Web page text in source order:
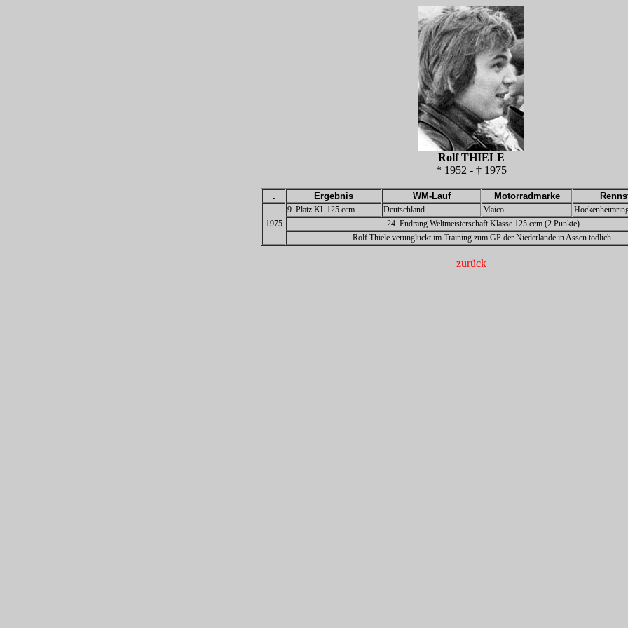
Rolf THIELE
* 1952 - † 1975
. Ergebnis WM-Lauf Motorradmarke
1975
9. Platz Kl. 125 ccm Deutschland Maico
24. Endrang Weltmeisterschaft Klasse 125 ccm (2 Punkte)
Rolf Thiele verunglückt im Training zum GP der Niederlande in Assen tödlich.
zurück